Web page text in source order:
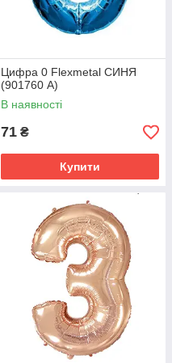
Цифра 0 Flexmetal СИНЯ
(901760 A)
В наявності
71 ₴
Купити